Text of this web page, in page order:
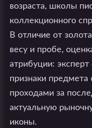
возраста, школы
коллекционного
В отличие от
весу и пробе,
атрибуции: эксперт
признаки
проходами за
актуальную
иконы.